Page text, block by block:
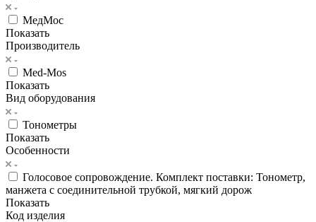
МедМос
Показать
Производитель
Med-Mos
Показать
Вид оборудования
Тонометры
Показать
Особенности
Голосовое сопровождение. Комплект поставки: Тонометр,
манжета с соединительной трубкой, мягкий дорож
Показать
Код изделия